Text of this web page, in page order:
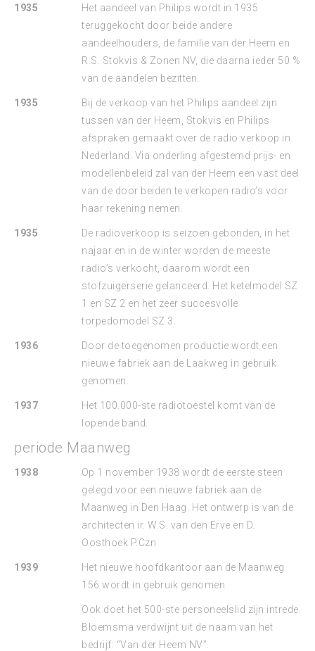
1935
Het aandeel van Philips wordt in 1935
teruggekocht door beide andere
aandeelhouders, de familie van der Heem en
R.S. Stokvis & Zonen NV, die daarna ieder 50 %
van de aandelen bezitten.
1935
Bij de verkoop van het Philips aandeel zijn
tussen van der Heem, Stokvis en Philips
afspraken gemaakt over de radio verkoop in
Nederland. Via onderling afgestemd prijs- en
modellenbeleid zal van der Heem een vast deel
van de door beiden te verkopen radio’s voor
haar rekening nemen.
1935
De radioverkoop is seizoen gebonden, in het
najaar en in de winter worden de meeste
radio’s verkocht, daarom wordt een
stofzuigerserie gelanceerd. Het ketelmodel SZ
1 en SZ 2 en het zeer succesvolle
torpedomodel SZ 3.
1936
Door de toegenomen productie wordt een
nieuwe fabriek aan de Laakweg in gebruik
genomen.
1937
Het 100.000-ste radiotoestel komt van de
lopende band.
periode Maanweg
1938
Op 1 november 1938 wordt de eerste steen
gelegd voor een nieuwe fabriek aan de
Maanweg in Den Haag. Het ontwerp is van de
architecten ir. W.S. van den Erve en D.
Oosthoek P.Czn
1939
Het nieuwe hoofdkantoor aan de Maanweg
156 wordt in gebruik genomen.
Ook doet het 500-ste personeelslid zijn intrede.
Bloemsma verdwijnt uit de naam van het
bedrijf: “Van der Heem NV”.